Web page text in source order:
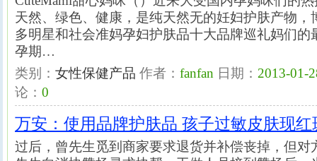
天然、绿色、健康，是纯天然无的妊妇护肤产物，
多明星和社会准妈孕妇护肤品十大品牌巡礼妈们的
孕期…
类别： 女性保健产品 作者： fanfan 日期： 2013-01-
论： 0
万安：使用品牌护肤品 孩子过敏皮肤现
过后，曾先生觅到商家要求退货并补偿丧掉，但对